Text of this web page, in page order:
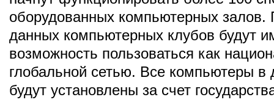
оборудованных компьютерных залов.
данных компьютерных клубов будут
возможность пользоваться как
глобальной сетью. Все компьютеры в
будут установлены за счет